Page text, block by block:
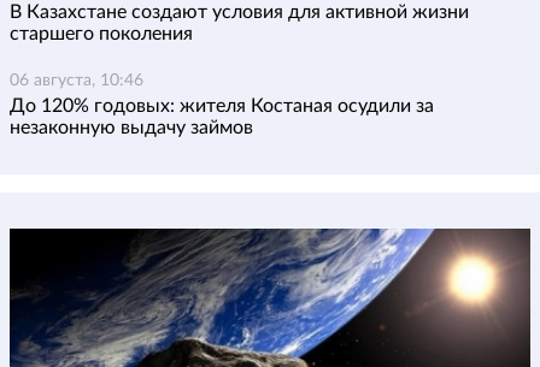
В Казахстане создают условия для активной жизни
старшего поколения
06 августа, 10:46
До 120% годовых: жителя Костаная осудили за
незаконную выдачу займов